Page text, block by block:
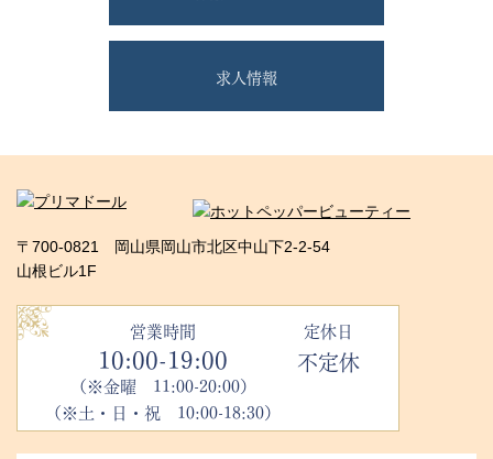
求人情報
〒700-0821 岡山県岡山市北区中山下2-2-54
山根ビル1F
営業時間
10:00-19:00
（※金曜 11:00-20:00）
（※土・日・祝 10:00-18:30）
定休日
不定休